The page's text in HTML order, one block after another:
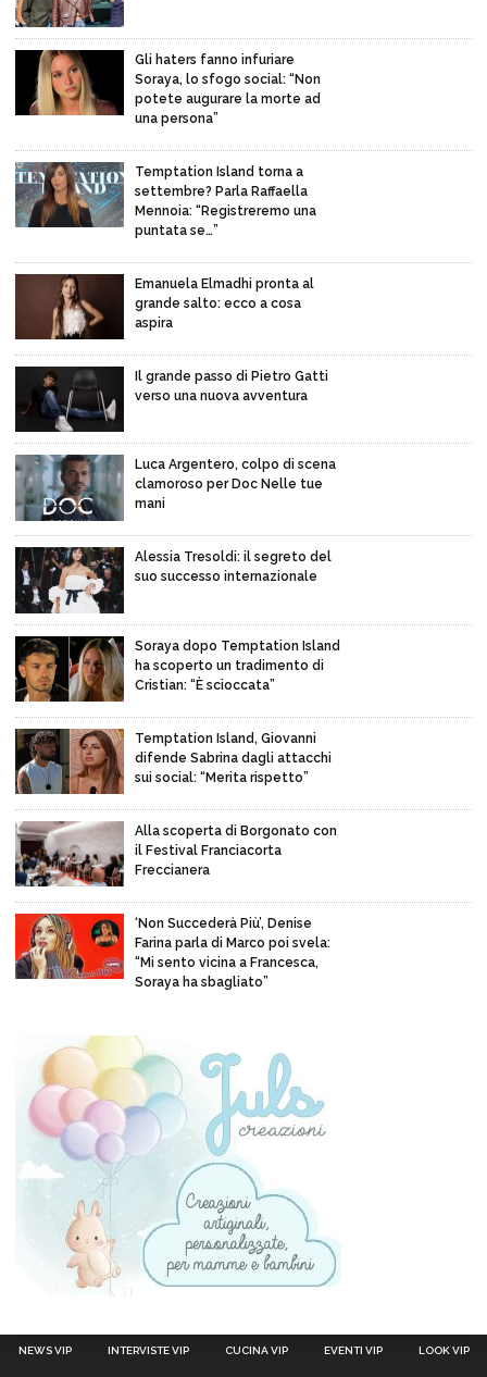
Gli haters fanno infuriare
Soraya, lo sfogo social: “Non
potete augurare la morte ad
una persona”
Temptation Island torna a
settembre? Parla Raffaella
Mennoia: “Registreremo una
puntata se…”
Emanuela Elmadhi pronta al
grande salto: ecco a cosa
aspira
Il grande passo di Pietro Gatti
verso una nuova avventura
Luca Argentero, colpo di scena
clamoroso per Doc Nelle tue
mani
Alessia Tresoldi: il segreto del
suo successo internazionale
Soraya dopo Temptation Island
ha scoperto un tradimento di
Cristian: “È scioccata”
Temptation Island, Giovanni
difende Sabrina dagli attacchi
sui social: “Merita rispetto”
Alla scoperta di Borgonato con
il Festival Franciacorta
Freccianera
‘Non Succederà Più’, Denise
Farina parla di Marco poi svela:
“Mi sento vicina a Francesca,
Soraya ha sbagliato”
NEWS VIP INTERVISTE VIP CUCINA VIP EVENTI VIP LOOK VIP